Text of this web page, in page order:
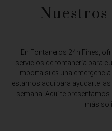
En Fontaneros 24h Fines,
servicios de fontanería para
importa si es una
estamos aquí para ayudarte
semana. Aquí te
más